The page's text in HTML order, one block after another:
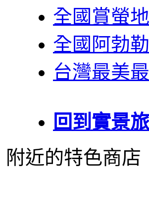
全國賞螢
全國阿勃
台灣最美
回到實景
附近的特色商店